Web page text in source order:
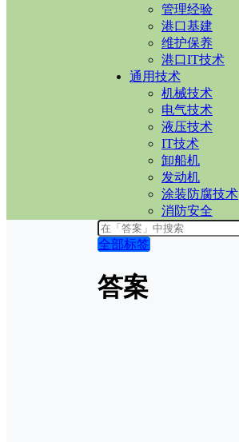
管理经验
港口基建
维护保养
港口IT技术
通用技术
机械技术
电气技术
液压技术
IT技术
卸船机
发动机
涂装防腐技术
消防安全
全部标签
答案